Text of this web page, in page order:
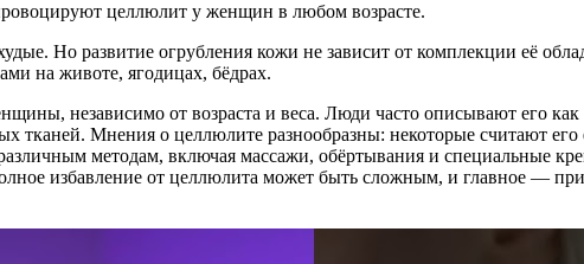
целлюлит у женщин в любом возрасте.
Но развитие огрубления кожи не зависит от комплекции её
на животе, ягодицах, бёдрах.
независимо от возраста и веса. Люди часто описывают его
Мнения о целлюлите разнообразны: некоторые считают его
методам, включая массажи, обёртывания и специальные
избавление от целлюлита может быть сложным, и главное —